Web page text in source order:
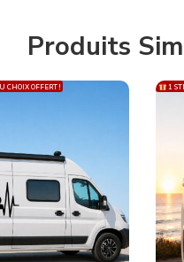
Produits
CHOIX OFFERT ! 1